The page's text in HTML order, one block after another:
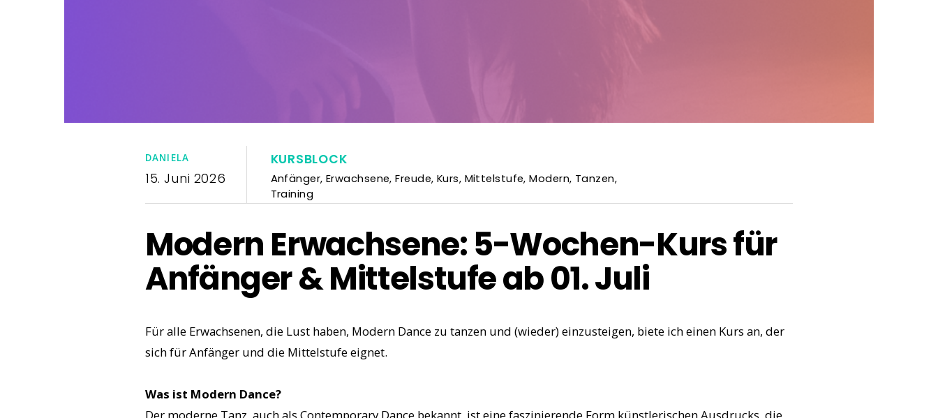
DANIELA
15. Juni 2026
KURSBLOCK
Anfänger, Erwachsene,Freude, Kurs, Mittelstufe,Modern, Tanzen,
Training
Modern Erwachsene: 5-Wochen-Kurs für
Anfänger & Mittelstufe ab 01. Juli
Für alle Erwachsenen, die Lust haben, Modern Dance zu tanzen und (wieder) einzusteigen, biete ich einen Kurs an, der
sich für Anfänger und die Mittelstufe eignet.
Was ist Modern Dance?
Der moderne Tanz, auch als Contemporary Dance bekannt, ist eine faszinierende Form künstlerischen Ausdrucks, die